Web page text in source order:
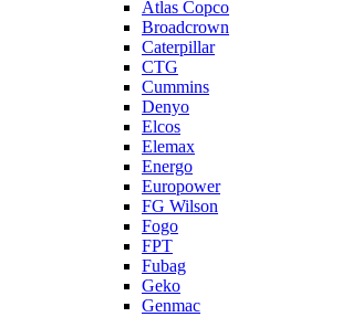
Atlas Copco
Broadcrown
Caterpillar
CTG
Cummins
Denyo
Elcos
Elemax
Energo
Europower
FG Wilson
Fogo
FPT
Fubag
Geko
Genmac